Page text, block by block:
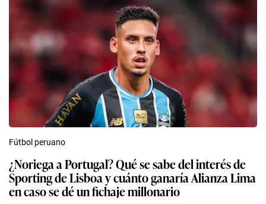
Fútbol peruano
¿Noriega a Portugal? Qué se sabe del interés de
Sporting de Lisboa y cuánto ganaría Alianza Lima
en caso se dé un fichaje millonario